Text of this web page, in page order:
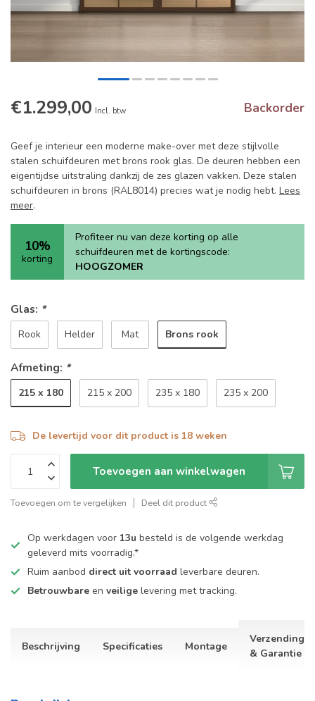
€1.299,00 Incl. btw Backorder
Geef je interieur een moderne make-over met deze stijlvolle
stalen schuifdeuren met brons rook glas. De deuren hebben een
eigentijdse uitstraling dankzij de zes glazen vakken. Deze stalen
schuifdeuren in brons (RAL8014) precies wat je nodig hebt. Lees
meer.
10%
korting
Profiteer nu van deze korting op alle
schuifdeuren met de kortingscode:
HOOGZOMER
Glas: *
Rook Helder Mat Brons rook
Afmeting: *
215 x 180 215 x 200 235 x 180 235 x 200
De levertijd voor dit product is 18 weken
Toevoegen aan winkelwagen
Toevoegen om te vergelijken Deel dit product
Op werkdagen voor 13u besteld is de volgende werkdag
geleverd mits voorradig.*
Ruim aanbod direct uit voorraad leverbare deuren.
Betrouwbare en veilige levering met tracking.
Beschrijving Specificaties Montage
Verzending
& Garantie